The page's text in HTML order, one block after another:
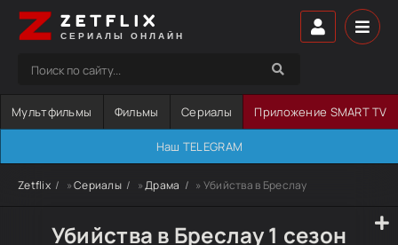
ZETFLIX
СЕРИАЛЫ ОНЛАЙН
Мультфильмы Фильмы Сериалы Приложение SMART TV
Наш TELEGRAM
Zetflix »Сериалы »Драма » Убийства в Бреслау
Убийства в Бреслау 1 сезон